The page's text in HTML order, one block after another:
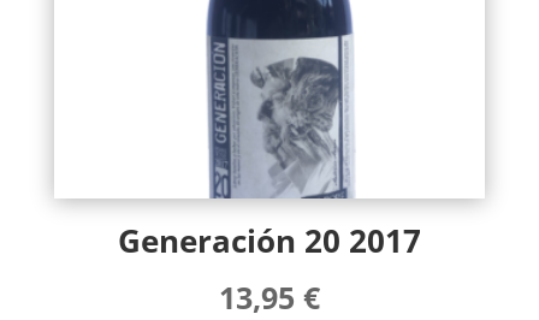
Generación 20 2017
13,95 €